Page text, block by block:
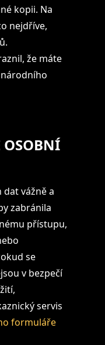
kopii. Na
nejdříve,
že máte
OSOBNÍ
dat vážně a
zabránila
přístupu,
se
v bezpečí
servis
formuláře